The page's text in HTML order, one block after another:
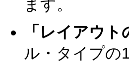
ます。
「レイアウ
ル・タイプの